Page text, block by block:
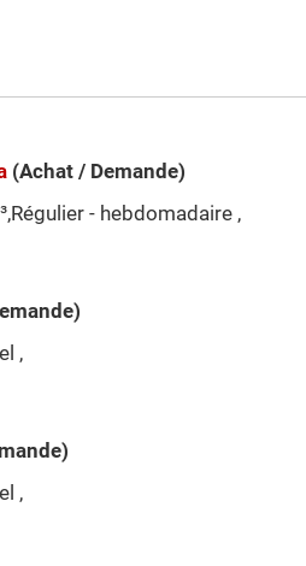
(Achat / Demande)
- hebdomadaire ,
,
,